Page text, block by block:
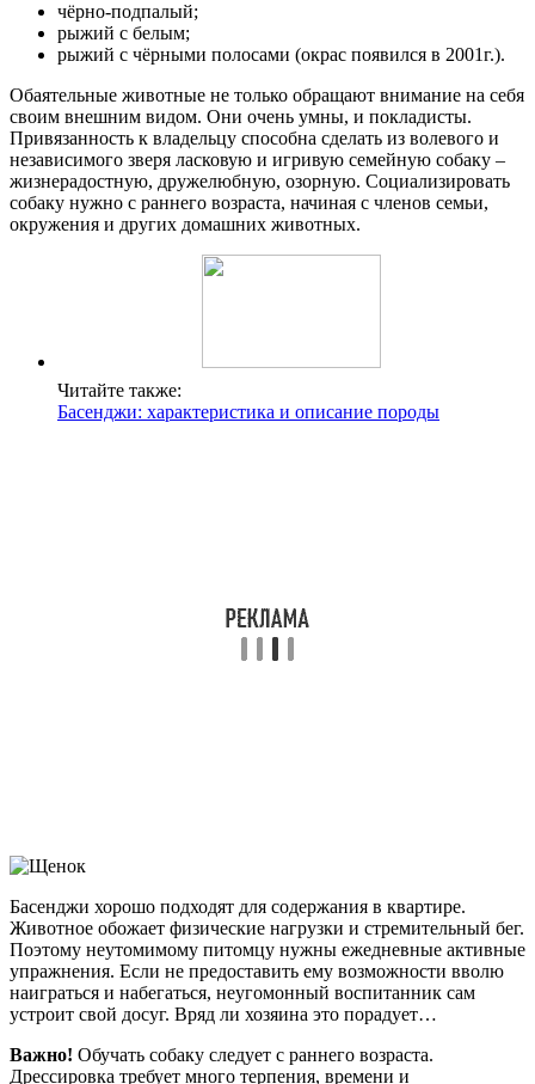
чёрно-подпалый;
рыжий с белым;
рыжий с чёрными полосами (окрас появился в 2001г.).
Обаятельные животные не только обращают внимание на себя
своим внешним видом. Они очень умны, и покладисты.
Привязанность к владельцу способна сделать из волевого и
независимого зверя ласковую и игривую семейную собаку –
жизнерадостную, дружелюбную, озорную. Социализировать
собаку нужно с раннего возраста, начиная с членов семьи,
окружения и других домашних животных.
Читайте также:
Басенджи: характеристика и описание породы
Басенджи хорошо подходят для содержания в квартире.
Животное обожает физические нагрузки и стремительный бег.
Поэтому неутомимому питомцу нужны ежедневные активные
упражнения. Если не предоставить ему возможности вволю
наиграться и набегаться, неугомонный воспитанник сам
устроит свой досуг. Вряд ли хозяина это порадует…
Важно! Обучать собаку следует с раннего возраста.
Дрессировка требует много терпения, времени и